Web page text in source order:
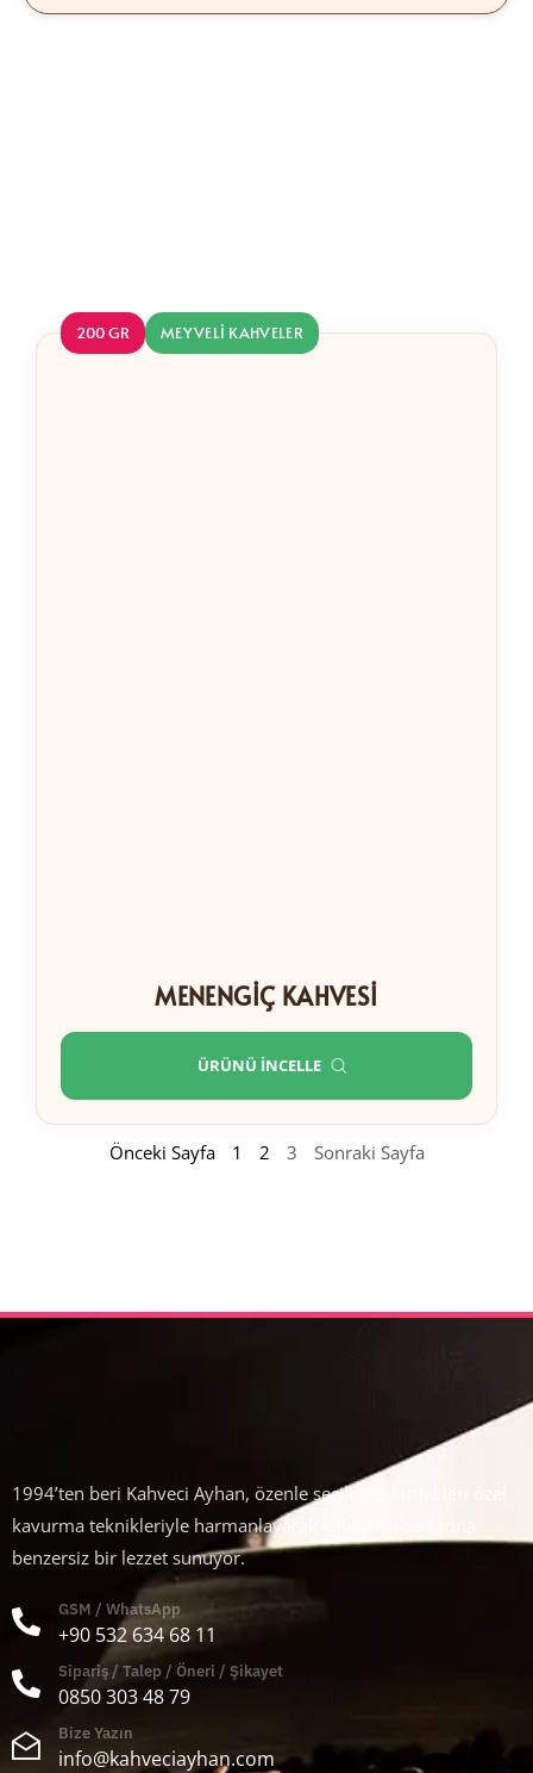
200 GR MEYVELI KAHVELER
MENENGIÇ KAHVESI
ÜRÜNÜ İNCELLE
Önceki Sayfa 1 2 3 Sonraki Sayfa
1994’ten beri Kahveci Ayhan, özenle seçilen çekirdekleri özel
kavurma teknikleriyle harmanlayarak kahve tutkunlarına
benzersiz bir lezzet sunuyor.
GSM / WhatsApp
+90 532 634 68 11
Sipariş / Talep / Öneri / Şikayet
0850 303 48 79
Bize Yazın
info@kahveciayhan.com